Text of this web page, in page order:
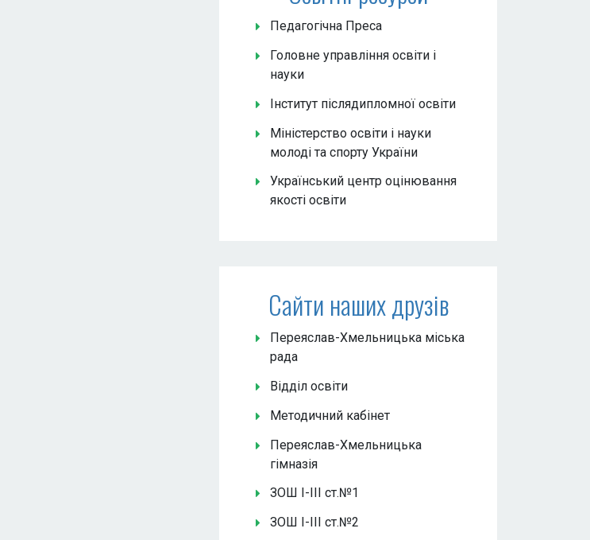
Педагогічна Преса
Головне управління освіти і
науки
Інститут післядипломної освіти
Міністерство освіти і науки
молоді та спорту України
Український центр оцінювання
якості освіти
Сайти наших друзів
Переяслав-Хмельницька міська
рада
Відділ освіти
Методичний кабінет
Переяслав-Хмельницька
гімназія
ЗОШ І-ІІІ ст.№1
ЗОШ І-ІІІ ст.№2